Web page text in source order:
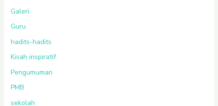
Galeri
Guru
hadits-hadits
Kisah inspiratif
Pengumuman
PMB
sekolah